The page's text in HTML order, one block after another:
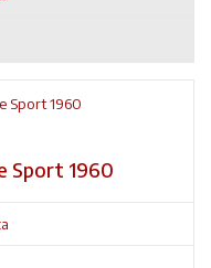
Sport 1960